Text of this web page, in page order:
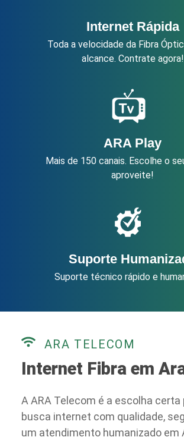
Internet Rápida
Toda a velocidade da Fibra
alcance. Contrate agora!
ARA Play
Mais de 150 canais. Escolhe o
aproveite!
Suporte
Suporte técnico rápido e
ARA TELECOM
Internet Fibra em
A ARA Telecom é a escolha certa
busca internet com qualidade,
um atendimento humanizado em